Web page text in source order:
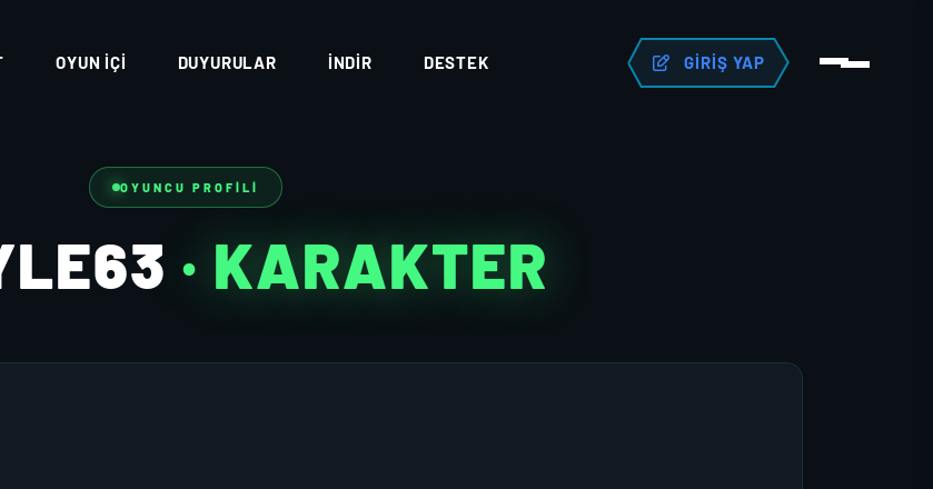
OYUN İÇI DUYURULAR İNDIR DESTEK GIRIŞ YAP
OYUNCU PROFILI
· KARAKTER